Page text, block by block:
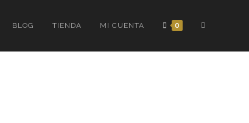
BLOG TIENDA MI CUENTA 0 ALTERNAR